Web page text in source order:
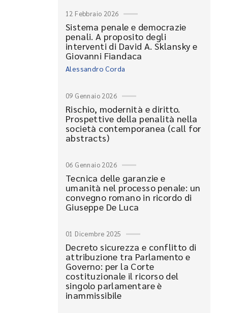
12 Febbraio 2026
Sistema penale e democrazie
penali. A proposito degli
interventi di David A. Sklansky e
Giovanni Fiandaca
Alessandro Corda
09 Gennaio 2026
Rischio, modernità e diritto.
Prospettive della penalità nella
società contemporanea (call for
abstracts)
06 Gennaio 2026
Tecnica delle garanzie e
umanità nel processo penale: un
convegno romano in ricordo di
Giuseppe De Luca
01 Dicembre 2025
Decreto sicurezza e conflitto di
attribuzione tra Parlamento e
Governo: per la Corte
costituzionale il ricorso del
singolo parlamentare è
inammissibile